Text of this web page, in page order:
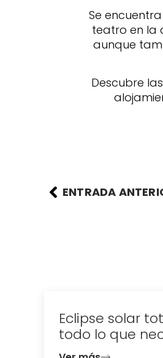
Se
teatro en la
aunque
Descubre
ENTRADA
solar total en
que necesitas saber